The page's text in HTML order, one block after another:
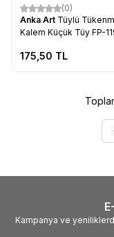
(0)
Anka Art Tüylü
Kalem Küçük Tüy FP-
175,50 TL
Kampanya ve